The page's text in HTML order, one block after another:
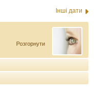
Інші дати
Розгорнути